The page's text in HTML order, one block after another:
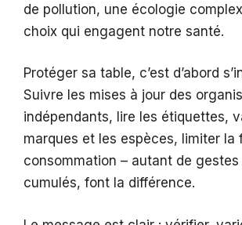
de pollution, une écologie
choix qui engagent notre santé.
Protéger sa table, c’est d’abord
Suivre les mises à jour des
indépendants, lire les étiquettes,
marques et les espèces, limiter la
consommation – autant de gestes
cumulés, font la différence.